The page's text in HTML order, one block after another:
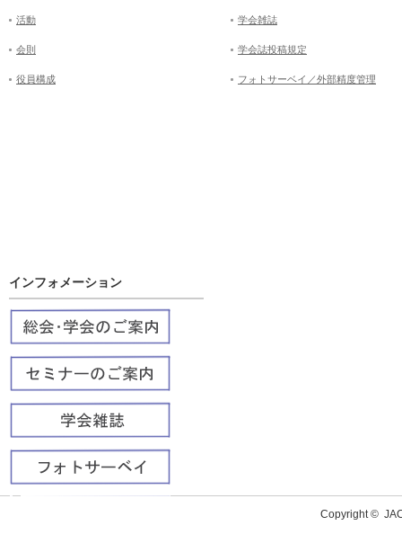
活動
会則
役員構成
学会雑誌
学会誌投稿規定
フォトサーベイ／外部精度管理
インフォメーション
Copyright ©